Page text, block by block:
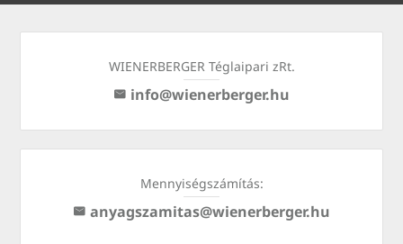
WIENERBERGER Téglaipari zRt.
info@wienerberger.hu
Mennyiségszámítás:
anyagszamitas@wienerberger.hu